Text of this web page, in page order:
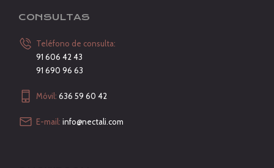
CONSULTAS
Teléfono de consulta:
91 606 42 43
91 690 96 63
Móvil: 636 59 60 42
E-mail: info@nectali.com